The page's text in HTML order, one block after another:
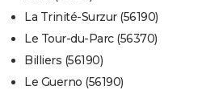
La Trinité-Surzur (56190)
Le Tour-du-Parc (56370)
Billiers (56190)
Le Guerno (56190)